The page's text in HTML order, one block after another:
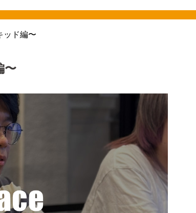
ッド編〜
〜